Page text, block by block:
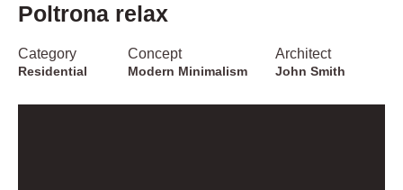
Poltrona relax
Category
Residential
Concept
Modern Minimalism
Architect
John Smith